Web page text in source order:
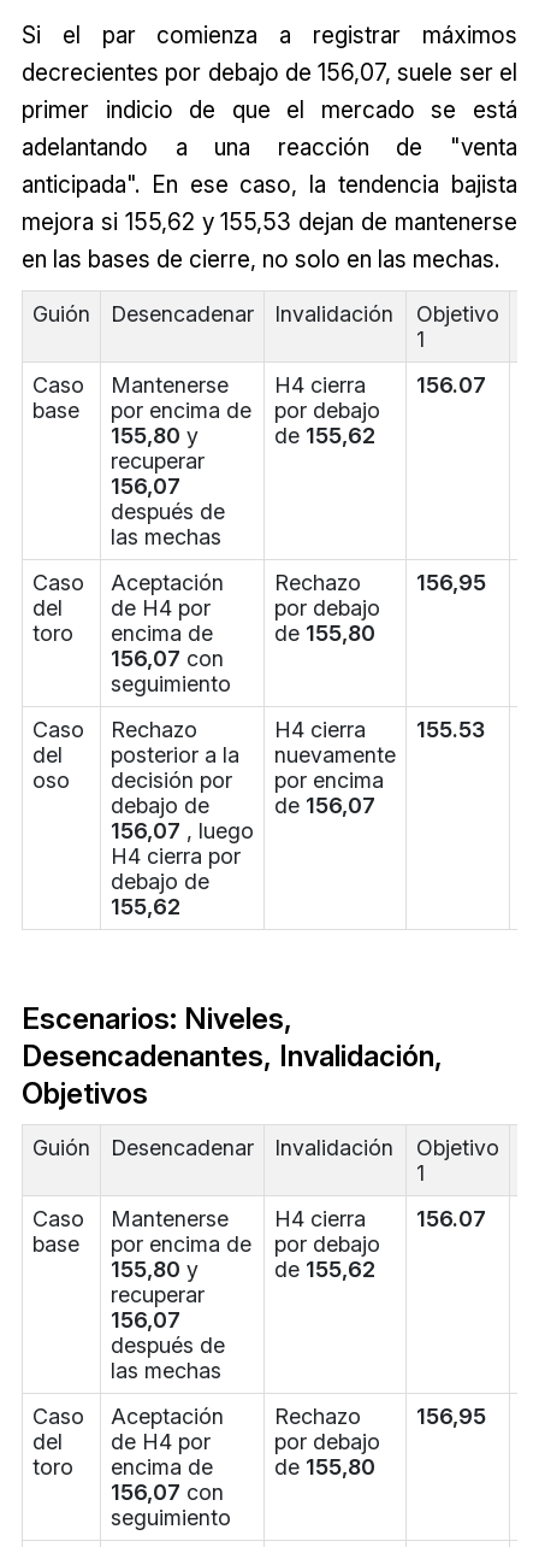
Si el par comienza a registrar máximos
decrecientes por debajo de 156,07, suele ser el
primer indicio de que el mercado se está
adelantando a una reacción de "venta
anticipada". En ese caso, la tendencia bajista
mejora si 155,62 y 155,53 dejan de mantenerse
en las bases de cierre, no solo en las mechas.
Guión Desencadenar Invalidación
Objetivo
1
Caso
base
Mantenerse
por encima de
155,80 y
recuperar
156,07
después de
las mechas
H4 cierra
por debajo
de 155,62
156.07
Caso
del
toro
Aceptación
de H4 por
encima de
156,07 con
seguimiento
Rechazo
por debajo
de 155,80
156,95
Caso
del
oso
Rechazo
posterior a la
decisión por
debajo de
156,07 , luego
H4 cierra por
debajo de
155,62
H4 cierra
nuevamente
por encima
de 156,07
155.53
Escenarios: Niveles,
Desencadenantes, Invalidación,
Objetivos
Guión Desencadenar Invalidación
Objetivo
1
Caso
base
Mantenerse
por encima de
155,80 y
recuperar
156,07
después de
las mechas
H4 cierra
por debajo
de 155,62
156.07
Caso
del
toro
Aceptación
de H4 por
encima de
156,07 con
seguimiento
Rechazo
por debajo
de 155,80
156,95